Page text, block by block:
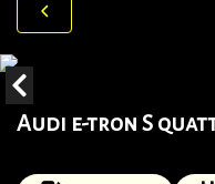
Audi e-tron S